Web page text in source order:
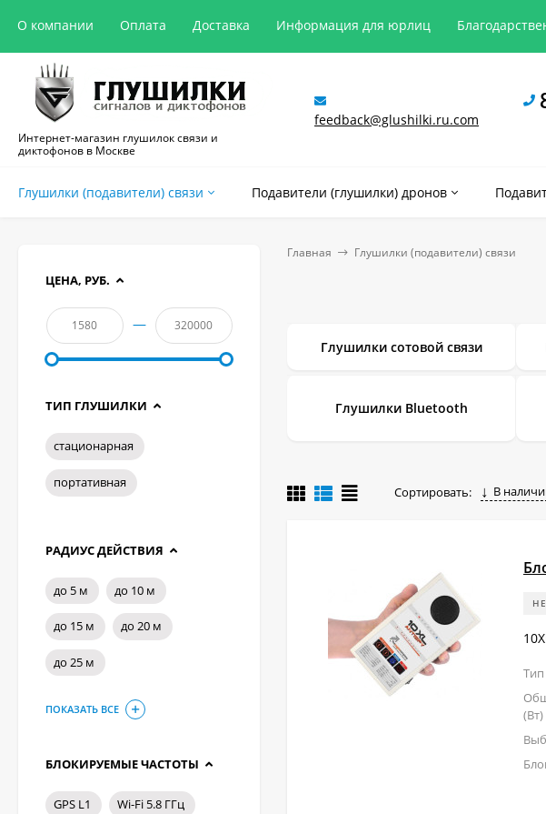
О компании Оплата Доставка Информация для юрлиц
Интернет-магазин глушилок связи и
диктофонов в Москве
feedback@glushilki.ru.com
Глушилки (подавители) связи Подавители (глушилки) дронов
Главная Глушилки (подавители) связи
Глушилки сотовой связи
Глушилки Bluetooth
Сортировать: В
(Вт)
ЦЕНА, РУБ.
—
ТИП ГЛУШИЛКИ
стационарная
портативная
РАДИУС ДЕЙСТВИЯ
до 5 м до 10 м
до 15 м до 20 м
до 25 м
ПОКАЗАТЬ ВСЕ
БЛОКИРУЕМЫЕ ЧАСТОТЫ
GPS L1 Wi-Fi 5.8 ГГц